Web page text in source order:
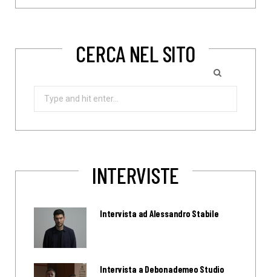
CERCA NEL SITO
Search
INTERVISTE
Intervista ad Alessandro Stabile
Intervista a Debonademeo Studio